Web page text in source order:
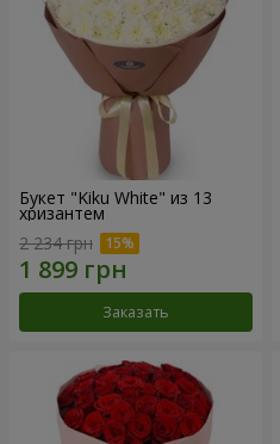
Букет "Kiku White" из 13
хризантем
2 234 грн
Заказать